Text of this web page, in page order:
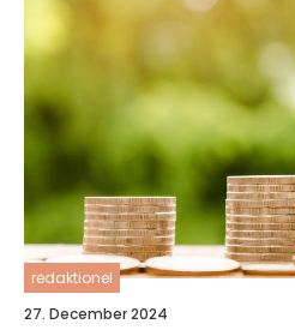
redaktionel
27. December 2024